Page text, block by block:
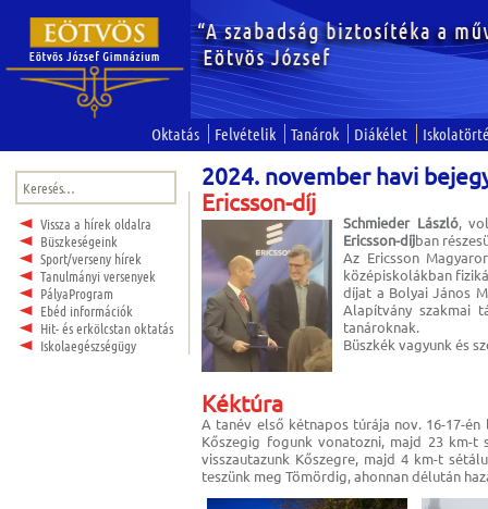
Oktatás Felvételik Tanárok Diákélet
Keresés:
Vissza a hírek oldalra
Büszkeségeink
Sport/verseny hírek
Tanulmányi versenyek
PályaProgram
Ebéd információk
Hit- és erkölcstan oktatás
Iskolaegészségügy
2024. november havi
Ericsson-díj
Schmieder László,
Ericsson-díjban
Az Ericsson
középiskolákban
díjat a Bolyai János
Alapítvány szakmai
tanároknak.
Büszkék vagyunk és
Kéktúra
A tanév első kétnapos túrája nov. 16-17-
Kőszegig fogunk vonatozni, majd 23 km-
visszautazunk Kőszegre, majd 4 km-t
teszünk meg Tömördig, ahonnan délután